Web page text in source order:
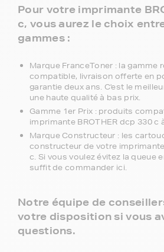
Pour votre imprimante
c, vous aurez le choix
gammes :
Marque FranceToner : la gamme
compatible, livraison offerte en
garantie deux ans. C'est le
une haute qualité à bas prix.
Gamme 1er Prix : produits
imprimante BROTHER dcp 330 c
Marque Constructeur : les
constructeur de votre imprimante
c. Si vous voulez évitez la queue
suffit de commander ici.
Notre équipe de
votre disposition si vous
questions.